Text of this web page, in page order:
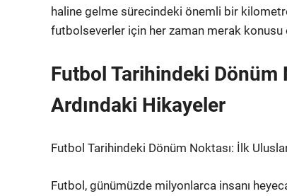
haline gelme sürecindeki önemli bir
futbolseverler için her zaman merak konusu
Futbol Tarihindeki Dönüm
Ardındaki Hikayeler
Futbol Tarihindeki Dönüm Noktası: İlk
Futbol, günümüzde milyonlarca insanı